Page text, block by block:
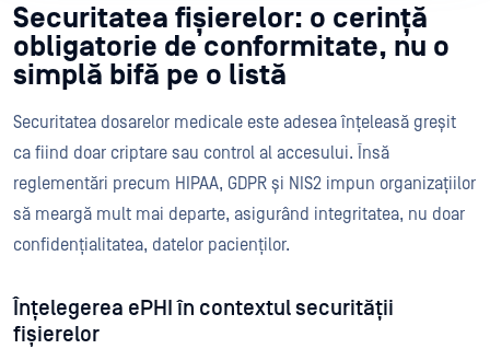
Securitatea fișierelor: o cerință
obligatorie de conformitate, nu o
simplă bifă pe o listă
Securitatea dosarelor medicale este adesea înțeleasă greșit
ca fiind doar criptare sau control al accesului. Însă
reglementări precum HIPAA, GDPR și NIS2 impun organizațiilor
să meargă mult mai departe, asigurând integritatea, nu doar
confidențialitatea, datelor pacienților.
Înțelegerea ePHI în contextul securității
fișierelor